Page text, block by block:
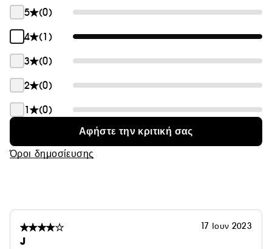
5
(0)
4
(1)
3
(0)
2
(0)
1
(0)
Αφήστε την κριτική σας
Όροι δημοσίευσης
17 Ιουν 2023
J